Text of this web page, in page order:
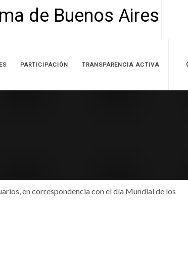
PARTICIPACIÓN TRANSPARENCIA ACTIVA
en correspondencia con el día Mundial de los